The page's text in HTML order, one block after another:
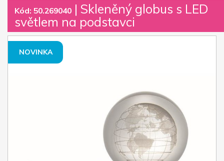
Kód: 50.269040 | Skleněný globus s LED
světlem na podstavci
NOVINKA